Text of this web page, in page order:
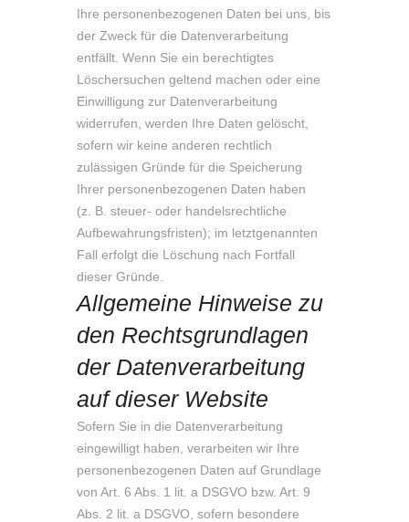
Ihre personenbezogenen Daten bei uns, bis
der Zweck für die Datenverarbeitung
entfällt. Wenn Sie ein berechtigtes
Löschersuchen geltend machen oder eine
Einwilligung zur Datenverarbeitung
widerrufen, werden Ihre Daten gelöscht,
sofern wir keine anderen rechtlich
zulässigen Gründe für die Speicherung
Ihrer personenbezogenen Daten haben
(z. B. steuer- oder handelsrechtliche
Aufbewahrungsfristen); im letztgenannten
Fall erfolgt die Löschung nach Fortfall
dieser Gründe.
Allgemeine Hinweise zu
den Rechtsgrundlagen
der Datenverarbeitung
auf dieser Website
Sofern Sie in die Datenverarbeitung
eingewilligt haben, verarbeiten wir Ihre
personenbezogenen Daten auf Grundlage
von Art. 6 Abs. 1 lit. a DSGVO bzw. Art. 9
Abs. 2 lit. a DSGVO, sofern besondere